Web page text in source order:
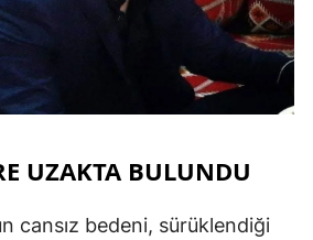
UZAKTA BULUNDU
cansız bedeni, sürüklendiği